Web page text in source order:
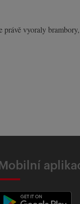
vyoraly
Mobilní